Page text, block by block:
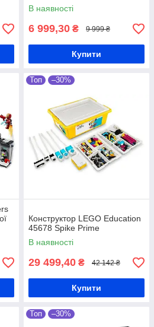
В наявності
6 999,30 ₴ 9 999 ₴
Купити
Топ –30%
Конструктор LEGO Education
45678 Spike Prime
В наявності
29 499,40 ₴ 42 142 ₴
Купити
Топ –30%